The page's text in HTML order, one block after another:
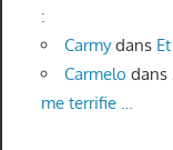
:
Carmydans
Carmelo dans
me terrifie …